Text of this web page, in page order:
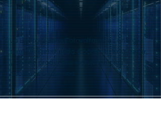
La Energía Solar Fotovoltaica es energía
eléctrica producida a partir de la luz solar,
y puede producirse incluso en días
nublados o lluviosos.